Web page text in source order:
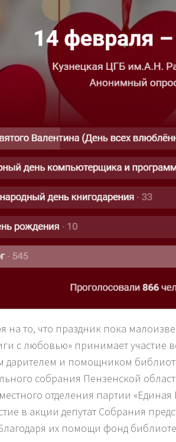
на то, что праздник пока
с любовью» принимает участие
дарителем и помощником
собрания Пензенской
отделения партии
в акции депутат Собрания
их помощи фонд